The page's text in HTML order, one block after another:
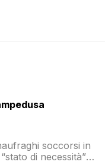
soccorsi in
di necessità”